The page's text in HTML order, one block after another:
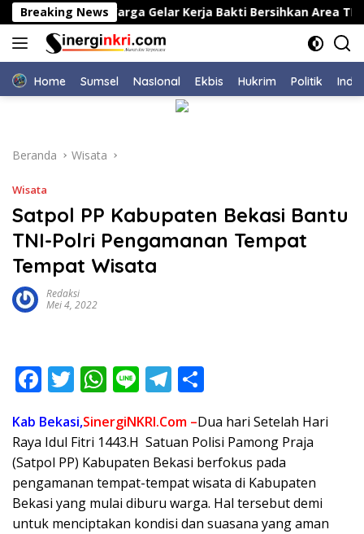
Langsung
ke
konten
Breaking News
Bersama Warga Gelar Kerja Bakti Bersihkan Area TPU
Home Sumsel NasIonal Ekbis Hukrim Politik
Beranda Wisata
Wisata
Satpol PP Kabupaten Bekasi Bantu
TNI-Polri Pengamanan Tempat
Tempat Wisata
Redaksi
Mei 4, 2022
F
e
b
o
o
T
itt
er
W
at
s
A
p
Li
e
T
e
gr
a
m
ar
e
Kab Bekasi,SinergiNKRI.Com –Dua hari Setelah Hari
Raya Idul Fitri 1443.H Satuan Polisi Pamong Praja
(Satpol PP) Kabupaten Bekasi berfokus pada
pengamanan tempat-tempat wisata di Kabupaten
Bekasi yang mulai diburu warga. Hal tersebut demi
untuk menciptakan kondisi dan suasana yang aman